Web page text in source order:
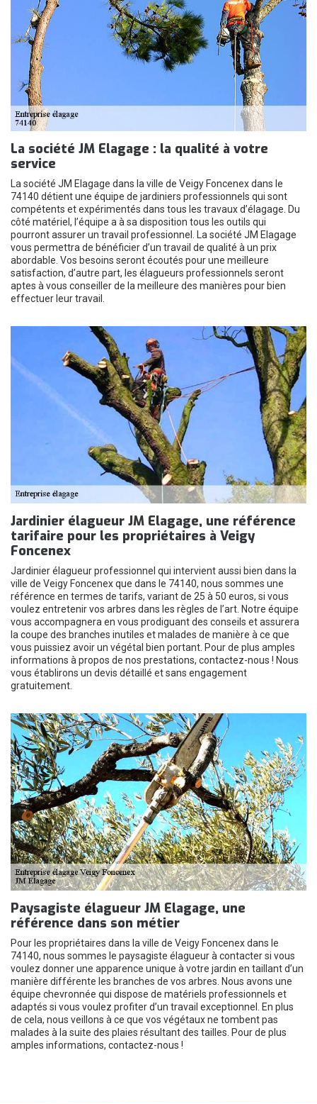
La société JM Elagage : la qualité à votre
service
La société JM Elagage dans la ville de Veigy Foncenex dans le
74140 détient une équipe de jardiniers professionnels qui sont
compétents et expérimentés dans tous les travaux d’élagage. Du
côté matériel, l’équipe a à sa disposition tous les outils qui
pourront assurer un travail professionnel. La société JM Elagage
vous permettra de bénéficier d’un travail de qualité à un prix
abordable. Vos besoins seront écoutés pour une meilleure
satisfaction, d’autre part, les élagueurs professionnels seront
aptes à vous conseiller de la meilleure des manières pour bien
effectuer leur travail.
Jardinier élagueur JM Elagage, une référence
tarifaire pour les propriétaires à Veigy
Foncenex
Jardinier élagueur professionnel qui intervient aussi bien dans la
ville de Veigy Foncenex que dans le 74140, nous sommes une
référence en termes de tarifs, variant de 25 à 50 euros, si vous
voulez entretenir vos arbres dans les règles de l’art. Notre équipe
vous accompagnera en vous prodiguant des conseils et assurera
la coupe des branches inutiles et malades de manière à ce que
vous puissiez avoir un végétal bien portant. Pour de plus amples
informations à propos de nos prestations, contactez-nous ! Nous
vous établirons un devis détaillé et sans engagement
gratuitement.
Paysagiste élagueur JM Elagage, une
référence dans son métier
Pour les propriétaires dans la ville de Veigy Foncenex dans le
74140, nous sommes le paysagiste élagueur à contacter si vous
voulez donner une apparence unique à votre jardin en taillant d’un
manière différente les branches de vos arbres. Nous avons une
équipe chevronnée qui dispose de matériels professionnels et
adaptés si vous voulez profiter d’un travail exceptionnel. En plus
de cela, nous veillons à ce que vos végétaux ne tombent pas
malades à la suite des plaies résultant des tailles. Pour de plus
amples informations, contactez-nous !